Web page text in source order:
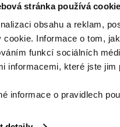
stránka používá
obsahu a reklam,
cookie. Informace o tom,
funkcí sociálních
informacemi, které jste
informace o pravidlech